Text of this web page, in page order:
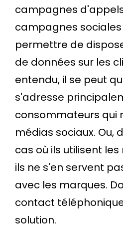
campagnes
campagnes
permettre de
de données sur les
entendu, il se peut
s'adresse
consommateurs qui
médias sociaux. Ou,
cas où ils utilisent
ils ne s'en servent
avec les marques.
contact
solution.